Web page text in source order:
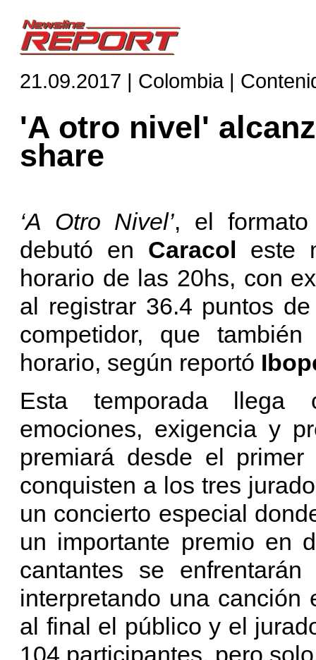
21.09.2017 | Colombia |
'A otro nivel'
share
‘A Otro Nivel’, el
debutó en Caracol este
horario de las 20hs, con
al registrar 36.4 puntos
competidor, que
horario, según reportó
Esta temporada llega
emociones, exigencia y
premiará desde el
conquisten a los tres
un concierto especial
un importante premio en
cantantes se
interpretando una canción
al final el público y el
104 participantes, pero